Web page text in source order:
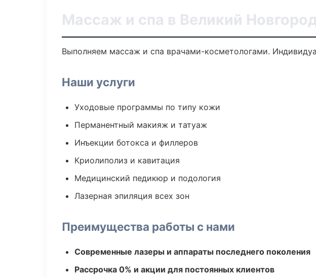
Массаж и спа в Великий
Выполняем массаж и спа врачами-косметологами.
Наши услуги
Уходовые программы по типу кожи
Перманентный макияж и татуаж
Инъекции ботокса и филлеров
Криолиполиз и кавитация
Медицинский педикюр и подология
Лазерная эпиляция всех зон
Преимущества работы с нами
Современные лазеры и аппараты последнего поколения
Рассрочка 0% и акции для постоянных клиентов